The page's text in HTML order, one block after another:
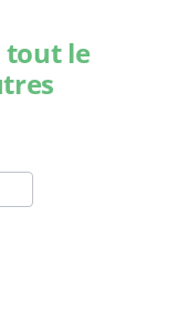
tout le